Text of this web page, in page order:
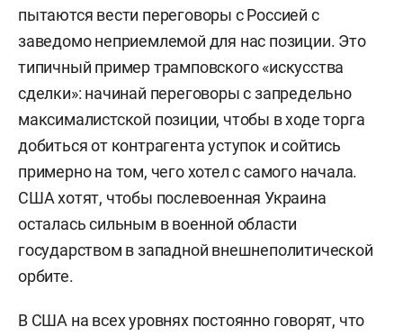
пытаются вести переговоры с Россией с
заведомо неприемлемой для нас позиции. Это
типичный пример трамповского «искусства
сделки»: начинай переговоры с запредельно
максималистской позиции, чтобы в ходе торга
добиться от контрагента уступок и сойтись
примерно на том, чего хотел с самого начала.
США хотят, чтобы послевоенная Украина
осталась сильным в военной области
государством в западной внешнеполитической
орбите.
В США на всех уровнях постоянно говорят, что